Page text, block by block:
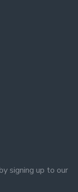
signing up to our